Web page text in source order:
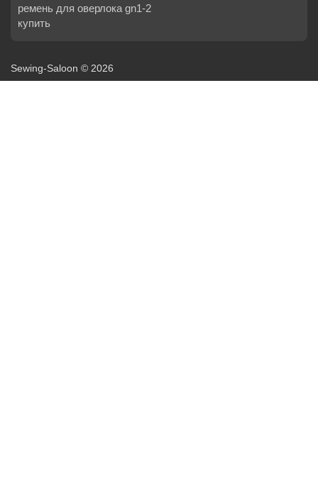
ремень для оверлока gn1-2
купить
Sewing-Saloon © 2026